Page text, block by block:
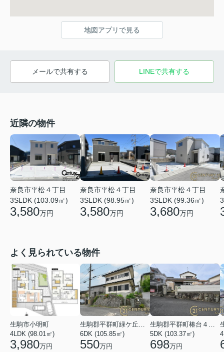
地図アプリで見る
メールで共有する LINEで共有する
近隣の物件
奈良市平松４丁目
3SLDK (103.09㎡)
3,580万円
奈良市平松４丁目
3SLDK (98.95㎡)
3,580万円
奈良市平松４丁目
3SLDK (99.36㎡)
3,680万円
よく見られている物件
生駒市小明町
4LDK (98.01㎡)
3,980万円
生駒郡平群町緑ケ丘５丁目
6DK (105.85㎡)
550万円
生駒郡平群町椿台４丁目
5DK (103.37㎡)
698万円